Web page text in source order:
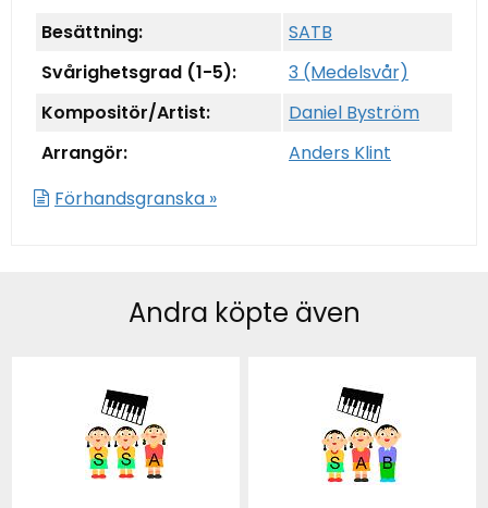
Besättning:
SATB
Svårighetsgrad (1-5):
3 (Medelsvår)
Kompositör/Artist:
Daniel Byström
Arrangör:
Anders Klint
Förhandsgranska »
Andra köpte även